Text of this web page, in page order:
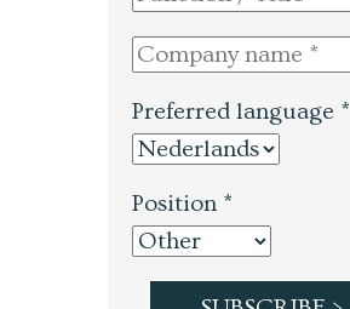
Preferred language *
Position *